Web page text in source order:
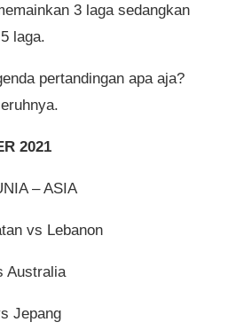
3 laga sedangkan
laga.
pertandingan apa aja?
2021
– ASIA
vs Lebanon
Australia
Jepang